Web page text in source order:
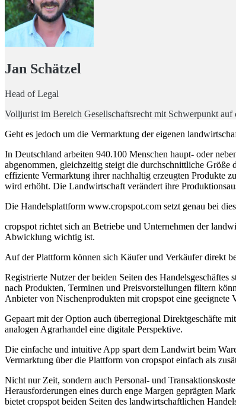
Jan Schätzel
Head of Legal
Volljurist im Bereich Gesellschaftsrecht mit Schwerpunkt
Geht es jedoch um die Vermarktung der eigenen
In Deutschland arbeiten 940.100 Menschen haupt- oder
abgenommen, gleichzeitig steigt die durchschnittliche
effiziente Vermarktung ihrer nachhaltig erzeugten Produkte
wird erhöht. Die Landwirtschaft verändert ihre
Die Handelsplattform www.cropspot.com setzt genau bei
cropspot richtet sich an Betriebe und Unternehmen der
Abwicklung wichtig ist.
Auf der Plattform können sich Käufer und Verkäufer direkt
Registrierte Nutzer der beiden Seiten des
nach Produkten, Terminen und Preisvorstellungen filtern
Anbieter von Nischenprodukten mit cropspot eine geeignete
Gepaart mit der Option auch überregional Direktgeschäfte
analogen Agrarhandel eine digitale Perspektive.
Die einfache und intuitive App spart dem Landwirt beim
Vermarktung über die Plattform von cropspot einfach als
Nicht nur Zeit, sondern auch Personal- und
Herausforderungen eines durch enge Margen geprägten
bietet cropspot beiden Seiten des landwirtschaftlichen